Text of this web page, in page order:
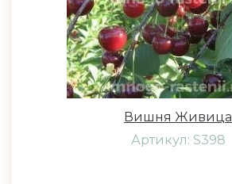
Вишня Живица
Артикул: S398